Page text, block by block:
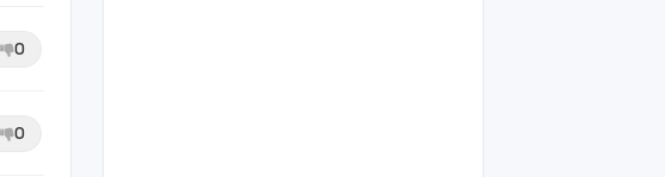
0
0